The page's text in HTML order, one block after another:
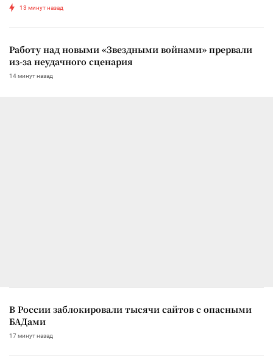
13 минут назад
Работу над новыми «Звездными войнами» прервали
из-за неудачного сценария
14 минут назад
В России заблокировали тысячи сайтов с опасными
БАДами
17 минут назад